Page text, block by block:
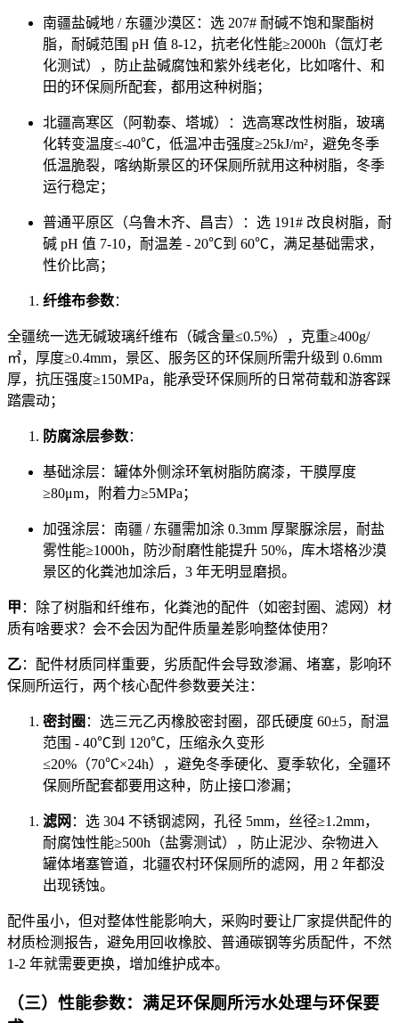
南疆盐碱地 / 东疆沙漠区：选 207# 耐碱不饱和聚酯树
脂，耐碱范围 pH 值 8-12，抗老化性能≥2000h（氙灯老
化测试），防止盐碱腐蚀和紫外线老化，比如喀什、和
田的环保厕所配套，都用这种树脂；
北疆高寒区（阿勒泰、塔城）：选高寒改性树脂，玻璃
化转变温度≤-40℃，低温冲击强度≥25kJ/m²，避免冬季
低温脆裂，喀纳斯景区的环保厕所就用这种树脂，冬季
运行稳定；
普通平原区（乌鲁木齐、昌吉）：选 191# 改良树脂，耐
碱 pH 值 7-10，耐温差 - 20℃到 60℃，满足基础需求，
性价比高；
纤维布参数：
全疆统一选无碱玻璃纤维布（碱含量≤0.5%），克重≥400g/
㎡，厚度≥0.4mm，景区、服务区的环保厕所需升级到 0.6mm
厚，抗压强度≥150MPa，能承受环保厕所的日常荷载和游客踩
踏震动；
防腐涂层参数：
基础涂层：罐体外侧涂环氧树脂防腐漆，干膜厚度
≥80μm，附着力≥5MPa；
加强涂层：南疆 / 东疆需加涂 0.3mm 厚聚脲涂层，耐盐
雾性能≥1000h，防沙耐磨性能提升 50%，库木塔格沙漠
景区的化粪池加涂后，3 年无明显磨损。
甲 ：除了树脂和纤维布，化粪池的配件（如密封圈、滤网）材
质有啥要求？会不会因为配件质量差影响整体使用？
乙：配件材质同样重要，劣质配件会导致渗漏、堵塞，影响环
保厕所运行，两个核心配件参数要关注：
密封圈 ：选三元乙丙橡胶密封圈，邵氏硬度 60±5，耐温
范围 - 40℃到 120℃，压缩永久变形
≤20%（70℃×24h），避免冬季硬化、夏季软化，全疆环
保厕所配套都要用这种，防止接口渗漏；
滤网 ：选 304 不锈钢滤网，孔径 5mm，丝径≥1.2mm，
耐腐蚀性能≥500h（盐雾测试），防止泥沙、杂物进入
罐体堵塞管道，北疆农村环保厕所的滤网，用 2 年都没
出现锈蚀。
配件虽小，但对整体性能影响大，采购时要让厂家提供配件的
材质检测报告，避免用回收橡胶、普通碳钢等劣质配件，不然
1-2 年就需要更换，增加维护成本。
（三）性能参数：满足环保厕所污水处理与环保要